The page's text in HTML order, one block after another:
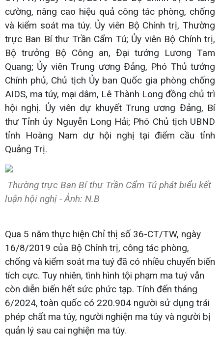
cường, nâng cao hiệu quả công tác phòng, chống
và kiểm soát ma túy. Ủy viên Bộ Chính trị, Thường
trực Ban Bí thư Trần Cẩm Tú; Ủy viên Bộ Chính trị,
Bộ trưởng Bộ Công an, Đại tướng Lương Tam
Quang; Ủy viên Trung ương Đảng, Phó Thủ tướng
Chính phủ, Chủ tịch Ủy ban Quốc gia phòng chống
AIDS, ma túy, mại dâm, Lê Thành Long đồng chủ trì
hội nghị. Ủy viên dự khuyết Trung ương Đảng, Bí
thư Tỉnh ủy Nguyễn Long Hải; Phó Chủ tịch UBND
tỉnh Hoàng Nam dự hội nghị tại điểm cầu tỉnh
Quảng Trị.
Thường trực Ban Bí thư Trần Cẩm Tú phát biểu kết
luận hội nghị - Ảnh: N.B
Qua 5 năm thực hiện Chỉ thị số 36-CT/TW, ngày
16/8/2019 của Bộ Chính trị, công tác phòng,
chống và kiểm soát ma tuý đã có nhiều chuyển biến
tích cực. Tuy nhiên, tình hình tội phạm ma tuý vẫn
còn diễn biến hết sức phức tạp. Tính đến tháng
6/2024, toàn quốc có 220.904 người sử dụng trái
phép chất ma túy, người nghiện ma túy và người bị
quản lý sau cai nghiện ma túy.